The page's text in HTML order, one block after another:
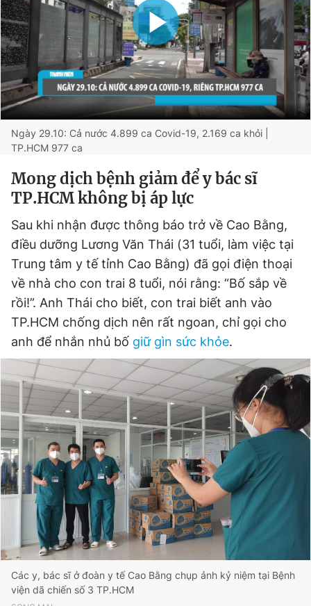
Ngày 29.10: Cả nước 4.899 ca Covid-19, 2.169 ca khỏi |
TP.HCM 977 ca
Mong dịch bệnh giảm để y bác sĩ
TP.HCM không bị áp lực
Sau khi nhận được thông báo trở về Cao Bằng,
điều dưỡng Lương Văn Thái (31 tuổi, làm việc tại
Trung tâm y tế tỉnh Cao Bằng) đã gọi điện thoại
về nhà cho con trai 8 tuổi, nói rằng: “Bố sắp về
rồi!”. Anh Thái cho biết, con trai biết anh vào
TP.HCM chống dịch nên rất ngoan, chỉ gọi cho
anh để nhắn nhủ bố giữ gìn sức khỏe.
Các y, bác sĩ ở đoàn y tế Cao Bằng chụp ảnh kỷ niệm tại Bệnh
viện dã chiến số 3 TP.HCM